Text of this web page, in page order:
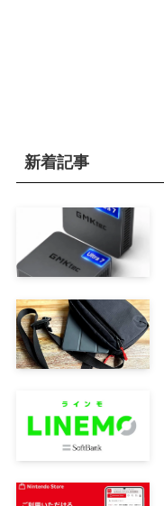
新着記事